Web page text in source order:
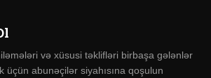
və xüsusi təklifləri birbaşa gələnlər
üçün abunəçilər siyahısına qoşulun